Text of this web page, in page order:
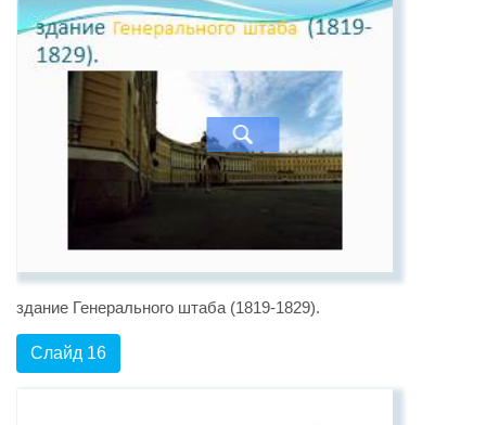
здание Генерального штаба (1819-1829).
Слайд 16